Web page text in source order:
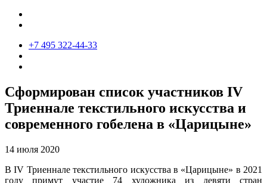
+7 495 322-44-33
Сформирован список участников IV
Триеннале текстильного искусства и
современного гобелена в «Царицыне»
14 июля 2020
В IV Триеннале текстильного искусства в «Царицыне» в 2021
году примут участие 74 художника из девяти стран